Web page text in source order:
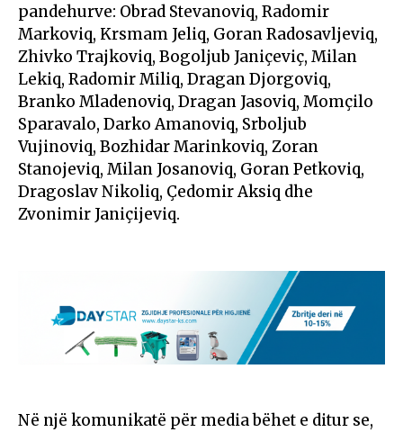
pandehurve: Obrad Stevanoviq, Radomir
Markoviq, Krsmam Jeliq, Goran Radosavljeviq,
Zhivko Trajkoviq, Bogoljub Janiçeviç, Milan
Lekiq, Radomir Miliq, Dragan Djorgoviq,
Branko Mladenoviq, Dragan Jasoviq, Momçilo
Sparavalo, Darko Amanoviq, Srboljub
Vujinoviq, Bozhidar Marinkoviq, Zoran
Stanojeviq, Milan Josanoviq, Goran Petkoviq,
Dragoslav Nikoliq, Çedomir Aksiq dhe
Zvonimir Janiçijeviq.
Në një komunikatë për media bëhet e ditur se,